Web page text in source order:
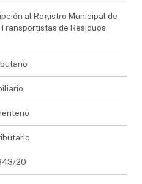
al Registro Municipal de
de Residuos
20